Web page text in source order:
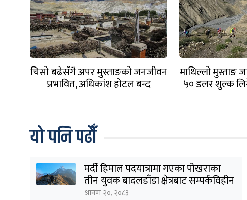
चिसो बढेसँगै अपर मुस्ताङको जनजीवन
प्रभावित, अधिकांश होटल बन्द
माथिल्लो मुस्ताङ
५० डलर शुल्क
यो पनि पढौँ
मर्दी हिमाल पदयात्रामा गएका पोखराका
तीन युवक बादलडाँडा क्षेत्रबाट सम्पर्कविहीन
श्रावण २०, २०८३